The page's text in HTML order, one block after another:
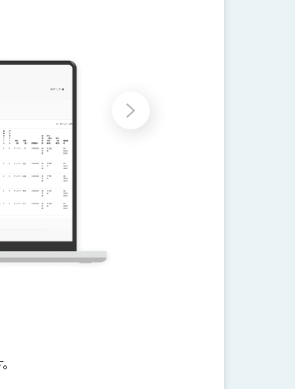
予約・来場履歴を紐づけ、顧客情報を一元的に管理しま